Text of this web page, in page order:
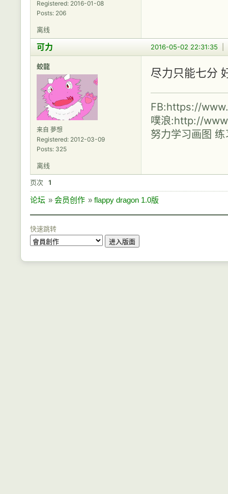
Registered: 2016-01-08
Posts: 206
离线
2016-05-02 22:31:35
可力
蛟龍
来自 夢想
Registered: 2012-03-09
Posts: 325
尽力只能七分
FB:https://
噗浪:http://
努力学习画图
离线
页次 1
论坛 » 会员创作 » flappy dragon 1.0版
快速跳转